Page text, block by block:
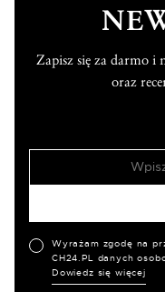
Zapisz się za darmo i
oraz
Wyrażam zgodę na
CH24.PL danych
Dowiedz się więcej